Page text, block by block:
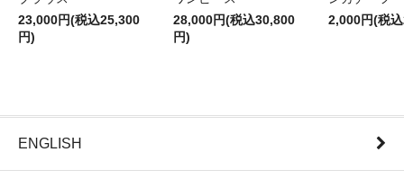
23,000円(税込25,300
円)
28,000円(税込30,800
円)
2,000円(税
ENGLISH